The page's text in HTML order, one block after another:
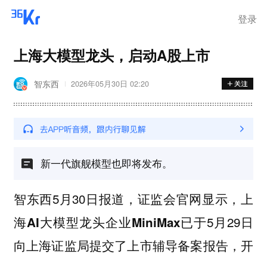
登录
上海大模型龙头，启动A股上市
智东西 2026年05月30日 02:20
新一代旗舰模型也即将发布。
智东西5月30日报道，证监会官网显示，
上
海AI大模型龙头企业MiniMax已于5月29日
向上海证监局提交了上市辅导备案报告，开